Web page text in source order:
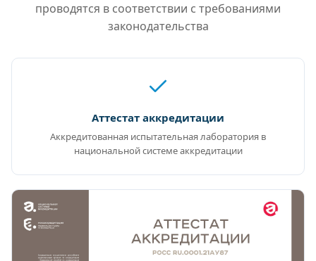
проводятся в соответствии с требованиями
законодательства
Аттестат аккредитации
Аккредитованная испытательная лаборатория в
национальной системе аккредитации